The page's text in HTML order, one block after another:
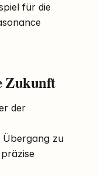
für die
Zukunft
der
Übergang zu